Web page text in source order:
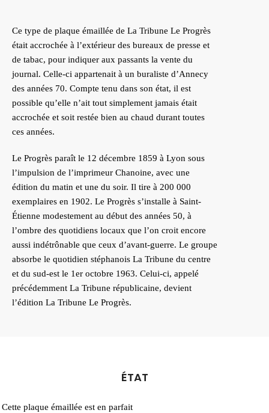
Ce type de plaque émaillée de La Tribune Le Progrès
était accrochée à l’extérieur des bureaux de presse et
de tabac, pour indiquer aux passants la vente du
journal. Celle-ci appartenait à un buraliste d’Annecy
des années 70. Compte tenu dans son état, il est
possible qu’elle n’ait tout simplement jamais était
accrochée et soit restée bien au chaud durant toutes
ces années.
Le Progrès paraît le 12 décembre 1859 à Lyon sous
l’impulsion de l’imprimeur Chanoine, avec une
édition du matin et une du soir. Il tire à 200 000
exemplaires en 1902. Le Progrès s’installe à Saint-
Étienne modestement au début des années 50, à
l’ombre des quotidiens locaux que l’on croit encore
aussi indétrônable que ceux d’avant-guerre. Le groupe
absorbe le quotidien stéphanois La Tribune du centre
et du sud-est le 1er octobre 1963. Celui-ci, appelé
précédemment La Tribune républicaine, devient
l’édition La Tribune Le Progrès.
ÉTAT
Cette plaque émaillée est en parfait